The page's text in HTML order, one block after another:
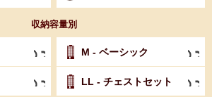
収納容量別
M - ベーシック
LL - チェストセット